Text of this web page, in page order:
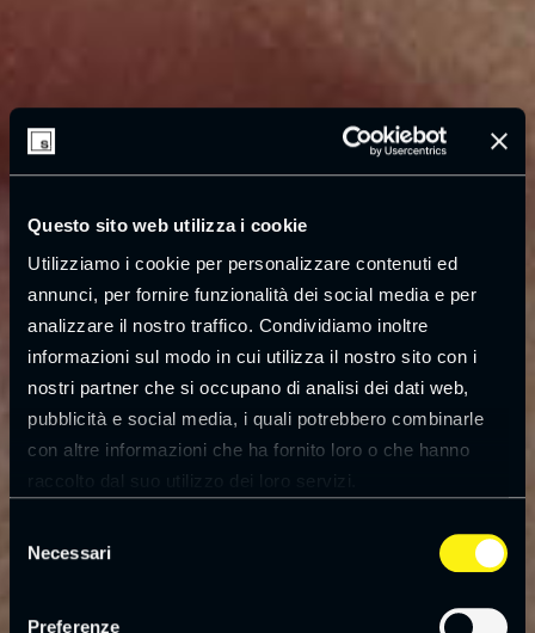
Questo sito web utilizza i cookie
Utilizziamo i cookie per personalizzare contenuti ed
annunci, per fornire funzionalità dei social media e per
analizzare il nostro traffico. Condividiamo inoltre
informazioni sul modo in cui utilizza il nostro sito con i
nostri partner che si occupano di analisi dei dati web,
pubblicità e social media, i quali potrebbero combinarle
con altre informazioni che ha fornito loro o che hanno
raccolto dal suo utilizzo dei loro servizi.
delNecessari
Preferenze